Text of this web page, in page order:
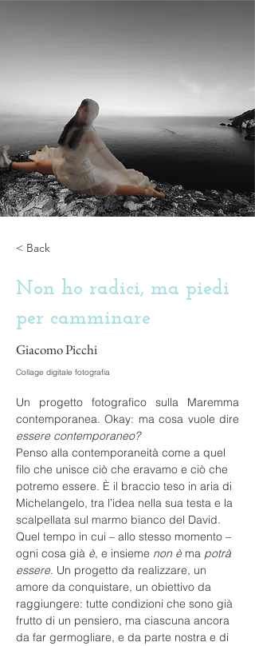
< Back
Non ho radici, ma piedi
per camminare
Giacomo Picchi
Collage digitale fotografia
Un progetto fotografico sulla Maremma
essere contemporaneo?
Penso alla contemporaneità come a quel
filo che unisce ciò che eravamo e ciò che
potremo essere. È il braccio teso in aria di
Michelangelo, tra l’idea nella sua testa e la
scalpellata sul marmo bianco del David.
Quel tempo in cui – allo stesso momento –
ogni cosa già è, e insieme non è ma potrà
essere. Un progetto da realizzare, un
amore da conquistare, un obiettivo da
raggiungere: tutte condizioni che sono già
frutto di un pensiero, ma ciascuna ancora
da far germogliare, e da parte nostra e di